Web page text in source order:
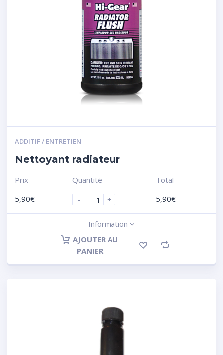
ADDITIF / ENTRETIEN
Nettoyant radiateur
Prix
5,90€
Quantité
-
+
Total
5,90€
Information
AJOUTER AU
PANIER